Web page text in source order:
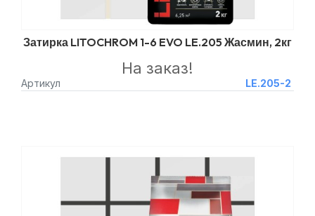
Затирка LITOCHROM 1-6 EVO LE.205 Жасмин, 2кг
Артикул LE.205-2
На заказ!